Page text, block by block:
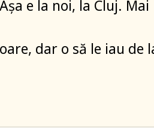
e la noi, la Cluj. Mai
dar o să le iau de